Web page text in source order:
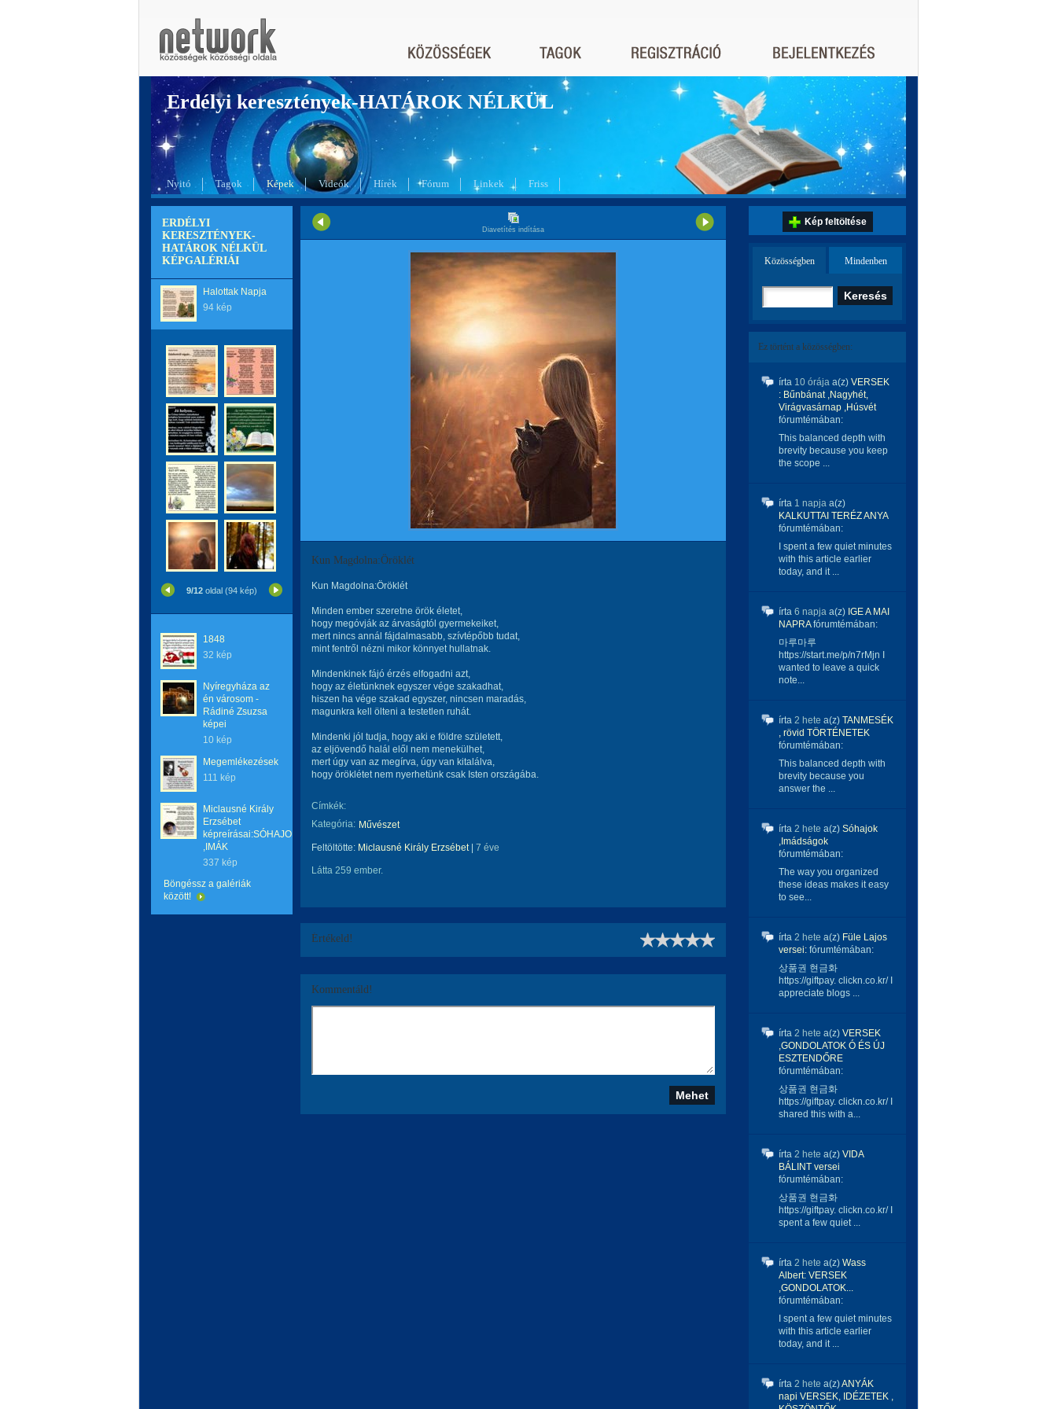
Erdélyi keresztények-HATÁROK NÉLKÜL
Nyitó Tagok Képek Videók Hírek Fórum Linkek Friss
ERDÉLYI
KERESZTÉNYEK-
HATÁROK NÉLKÜL
KÉPGALÉRIÁI
Halottak Napja
94 kép
9/12 oldal (94 kép)
1848
32 kép
Nyíregyháza az
én városom -
Rádiné Zsuzsa
képei
10 kép
Megemlékezések
111 kép
Miclausné Király
Erzsébet
képreírásai:SÓHAJOK
,IMÁK
337 kép
Böngéssz a galériák
között!
Diavetítés indítása
Kun Magdolna:Öröklét
Kun Magdolna:Öröklét
Minden ember szeretne örök életet,
hogy megóvják az árvaságtól gyermekeiket,
mert nincs annál fájdalmasabb, szívtépőbb tudat,
mint fentről nézni mikor könnyet hullatnak.
Mindenkinek fájó érzés elfogadni azt,
hogy az életünknek egyszer vége szakadhat,
hiszen ha vége szakad egyszer, nincsen maradás,
magunkra kell ölteni a testetlen ruhát.
Mindenki jól tudja, hogy aki e földre született,
az eljövendő halál elől nem menekülhet,
mert úgy van az megírva, úgy van kitalálva,
hogy öröklétet nem nyerhetünk csak Isten országába.
Címkék:
Kategória: Művészet
Feltöltötte: Miclausné Király Erzsébet| 7 éve
Látta 259 ember.
Értékeld!
Kommentáld!
Kép feltöltése
Közösségben Mindenben
Ez történt a közösségben:
írta 10 órája a(z) VERSEK
: Bűnbánat ,Nagyhét,
Virágvasárnap ,Húsvét
fórumtémában:
This balanced depth with
brevity because you keep
the scope ...
írta 1 napja a(z)
KALKUTTAI TERÉZ ANYA
fórumtémában:
I spent a few quiet minutes
with this article earlier
today, and it ...
írta 6 napja a(z) IGE A MAI
NAPRAfórumtémában:
마루마루
https://start.me/p/n7rMjn I
wanted to leave a quick
note...
írta 2 hete a(z) TANMESÉK
, rövid TÖRTÉNETEK
fórumtémában:
This balanced depth with
brevity because you
answer the ...
írta 2 hete a(z) Sóhajok
,Imádságok
fórumtémában:
The way you organized
these ideas makes it easy
to see...
írta 2 hete a(z) Füle Lajos
versei: fórumtémában:
상품권 현금화
https://giftpay. clickn.co.kr/ I
appreciate blogs ...
írta 2 hete a(z) VERSEK
,GONDOLATOK Ó ÉS ÚJ
ESZTENDŐRE
fórumtémában:
상품권 현금화
https://giftpay. clickn.co.kr/ I
shared this with a...
írta 2 hete a(z) VIDA
BÁLINT versei
fórumtémában:
상품권 현금화
https://giftpay. clickn.co.kr/ I
spent a few quiet ...
írta 2 hete a(z) Wass
Albert: VERSEK
,GONDOLATOK...
fórumtémában:
I spent a few quiet minutes
with this article earlier
today, and it ...
írta 2 hete a(z)ANYÁK
napi VERSEK, IDÉZETEK ,